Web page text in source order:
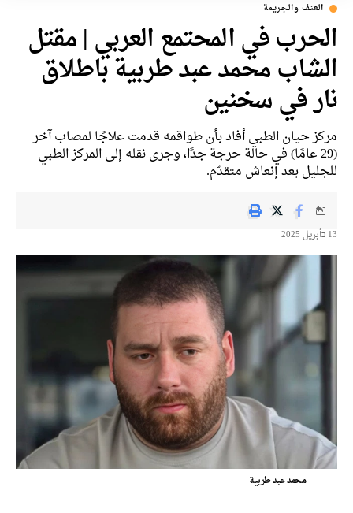
العنف والجريمة
الحرب في المحتمع العربي | مقتل
الشاب محمد عبد طربية باطلاق
نار في سخنين
مركز حيان الطبي أفاد بأن طواقمه قدمت علاجًا لمصاب آخر
(29 عامًا) في حالة حرجة جدًا، وجرى نقله إلى المركز الطبي
للجليل بعد إنعاش متقدّم.
13 בأبريل 2025
محمد عبد طربية